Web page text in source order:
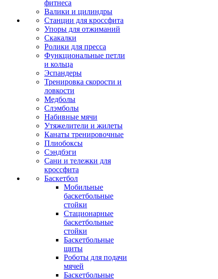
фитнеса
Валики и цилиндры
Станции для кроссфита
Упоры для отжиманий
Скакалки
Ролики для пресса
Функциональные петли
и кольца
Эспандеры
Тренировка скорости и
ловкости
Медболы
Слэмболы
Набивные мячи
Утяжелители и жилеты
Канаты тренировочные
Плиобоксы
Сэндбэги
Сани и тележки для
кроссфита
Баскетбол
Мобильные
баскетбольные
стойки
Стационарные
баскетбольные
стойки
Баскетбольные
щиты
Роботы для подачи
мячей
Баскетбольные